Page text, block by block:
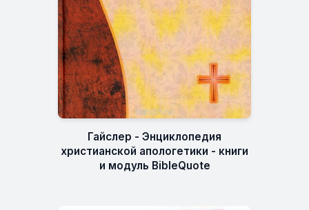
Гайслер - Энциклопедия
христианской апологетики - книги
и модуль BibleQuote